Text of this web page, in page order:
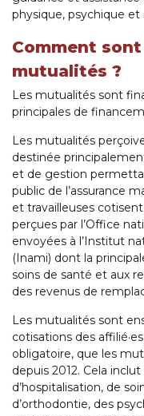
physique, psychique et
Comment
mutualités ?
Les mutualités sont
principales de
Les mutualités
destinée
et de gestion
public de l’assurance
et travailleuses
perçues par l’Office
envoyées à l’Institut
(Inami) dont la
soins de santé et aux
des revenus de
Les mutualités sont
cotisations des
obligatoire, que les
depuis 2012. Cela
d’hospitalisation, de
d’orthodontie, des